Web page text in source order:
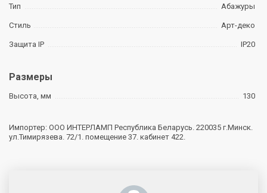
Тип Абажуры
Стиль Арт-деко
Защита IP IP20
Размеры
Высота, мм 130
Импортер: ООО ИНТЕРЛАМП Республика Беларусь. 220035 г.Минск.
ул.Тимирязева. 72/1. помещение 37. кабинет 422.